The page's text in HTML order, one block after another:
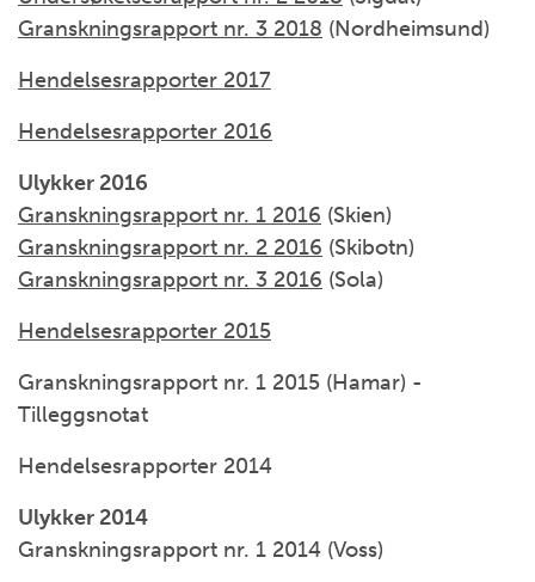
Granskningsrapport nr. 3 2018 (Nordheimsund)
Hendelsesrapporter 2017
Hendelsesrapporter 2016
Ulykker 2016
Granskningsrapport nr. 1 2016 (Skien)
Granskningsrapport nr. 2 2016 (Skibotn)
Granskningsrapport nr. 3 2016 (Sola)
Hendelsesrapporter 2015
Granskningsrapport nr. 1 2015 (Hamar) -
Tilleggsnotat
Hendelsesrapporter 2014
Ulykker 2014
Granskningsrapport nr. 1 2014 (Voss)